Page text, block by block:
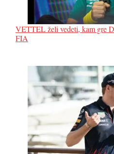
VETTEL želi vedeti, kam gre
FIA